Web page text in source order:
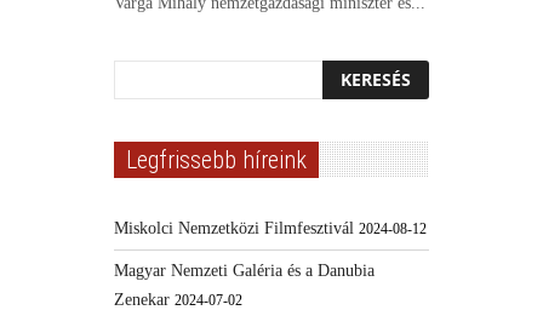
Legfrissebb híreink
Miskolci Nemzetközi Filmfesztivál 2024-08-12
Magyar Nemzeti Galéria és a Danubia
Zenekar 2024-07-02